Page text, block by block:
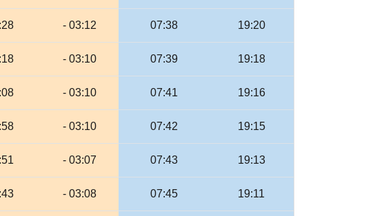
- 03:12 07:38 19:20
- 03:10 07:39 19:18
- 03:10 07:41 19:16
- 03:10 07:42 19:15
- 03:07 07:43 19:13
- 03:08 07:45 19:11